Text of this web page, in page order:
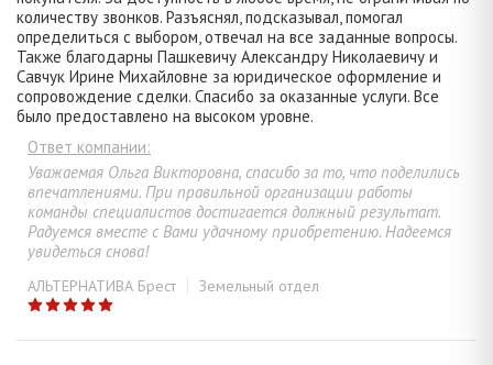
количеству звонков. Разъяснял, подсказывал, помогал
определиться с выбором, отвечал на все заданные вопросы.
Также благодарны Пашкевичу Александру Николаевичу и
Савчук Ирине Михайловне за юридическое оформление и
сопровождение сделки. Спасибо за оказанные услуги. Все
было предоставлено на высоком уровне.
Ответ компании:
Уважаемая Ольга Викторовна, спасибо за то, что поделились
впечатлениями. При правильной организации работы
команды специалистов достигается должный результат.
Радуемся вместе с Вами удачному приобретению. Надеемся
увидеться снова!
АЛЬТЕРНАТИВА Брест Земельный отдел